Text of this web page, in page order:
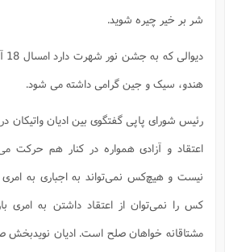
شر بر خیر چیره شوید.
هندو، سیک و جین گرامی داشته می شود.
رئیس شورای پاپی گفتگوی بین ادیان واتیکان
اعتقاد و آزادی همواره در کنار هم حرکت
نیست و هیچ‌کس نمی‌تواند به اجباری به امری
کس را نمی‌توان از اعتقاد داشتن به امری
مشتاقانه خواهان صلح است. ادیان نویدبخش